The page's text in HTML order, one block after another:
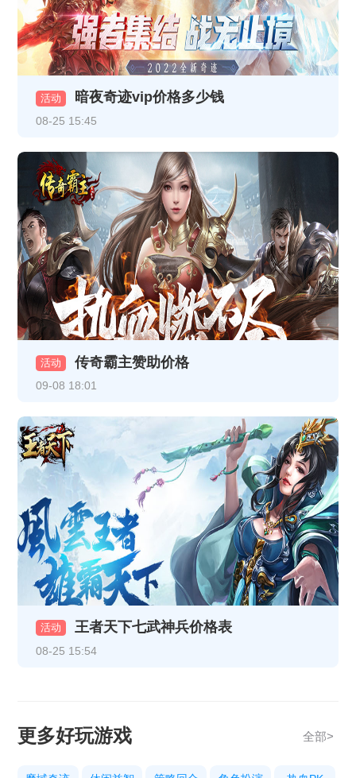
《至尊传说》VIP介绍
《龙破九天》12月16日10:00-12:00 合服公告
《热血战纪》12月8日合服公告
《乱世诸侯》11月18日合服公告
《乱世诸侯》线下活动
《热血战纪》11月17日+11月19日合服公告
《乱世诸侯》精彩开服活动
《乱世诸侯》精彩开服活动
《热血战纪》10月29日-10月31日重阳线下返利活动
《天地诸神》10月20日13:00停服维护公告
《热血战纪》10月14日合服公告
《热血战纪》10月9日合服公告
《传奇时代》10月9号合服公告
《热血战纪》10月3日合服公告
《传奇时代》10月3号合服公告
《热血战纪》10.1-10.8节日限时充值活动
《热血战纪》9月29日15:30更新公告
《热血战纪》2025年9月23日合服公告
活动 暗夜奇迹vip价格多少钱
08-25 15:45
活动 传奇霸主赞助价格
09-08 18:01
活动 王者天下七武神兵价格表
08-25 15:54
更多好玩游戏 全部>